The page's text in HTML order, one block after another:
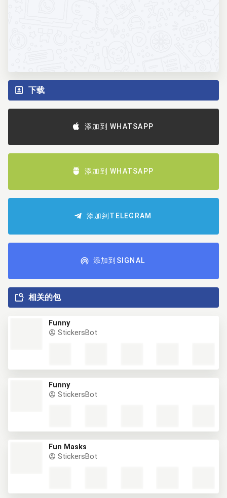
下载
添加到 WHATSAPP
添加到 WHATSAPP
添加到TELEGRAM
添加到SIGNAL
相关的包
Funny
StickersBot
Funny
StickersBot
Fun Masks
StickersBot